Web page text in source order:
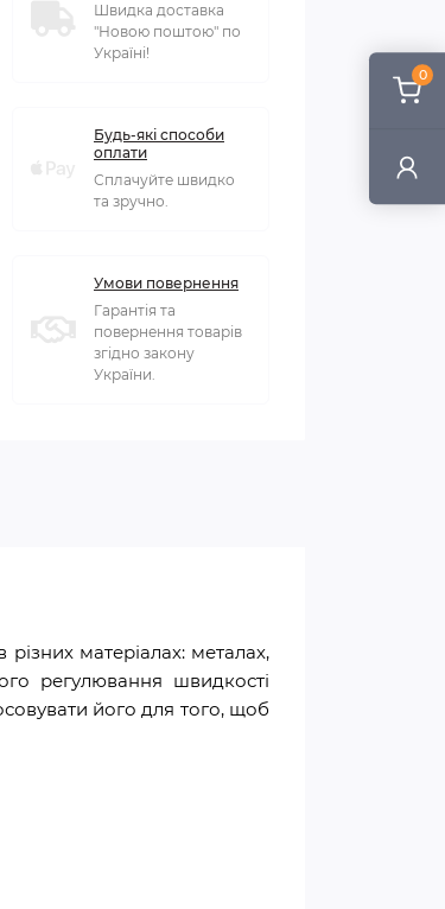
0
Швидка доставка
"Новою поштою" по
Україні!
Будь-які способи
оплати
Сплачуйте швидко
та зручно.
Умови повернення
Гарантія та
повернення товарів
згідно закону
України.
матеріалах: металах,
регулювання швидкості
його для того, щоб